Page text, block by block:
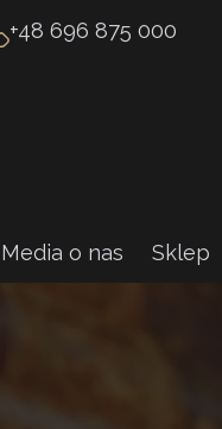
+48 696 875 000
Media o nas Sklep